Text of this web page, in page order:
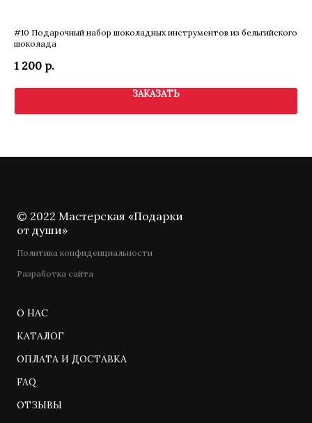
#10 Подарочный набор шоколадных инструментов из бельгийского
шоколада
1 200 р.
ЗАКАЗАТЬ
© 2022 Мастерская «Подарки
от души»
Политика конфиденциальности
Разработка сайта
О НАС
КАТАЛОГ
ОПЛАТА И ДОСТАВКА
FAQ
ОТЗЫВЫ